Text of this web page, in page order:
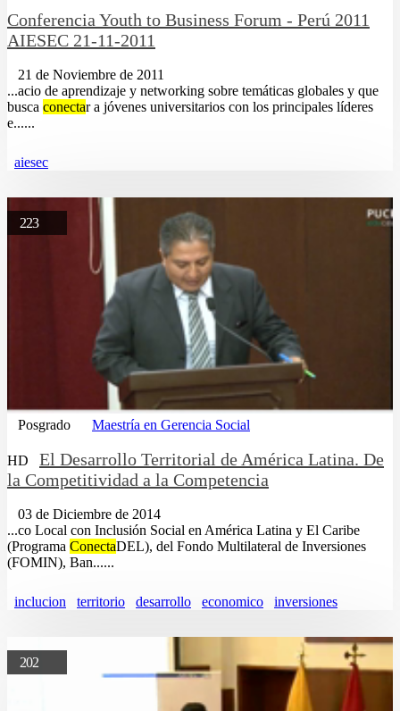
Conferencia Youth to Business Forum - Perú 2011
AIESEC 21-11-2011
21 de Noviembre de 2011
...acio de aprendizaje y networking sobre temáticas globales y que
busca conectar a jóvenes universitarios con los principales líderes
e......
aiesec
223
Posgrado Maestría en Gerencia Social
HD
El Desarrollo Territorial de América Latina. De
la Competitividad a la Competencia
03 de Diciembre de 2014
...co Local con Inclusión Social en América Latina y El Caribe
(Programa ConectaDEL), del Fondo Multilateral de Inversiones
(FOMIN), Ban......
inclucion territorio desarrollo economico inversiones
202